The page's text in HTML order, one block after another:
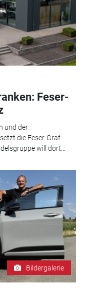
Feser-
und der
die Feser-Graf
will dort...
Bildergalerie